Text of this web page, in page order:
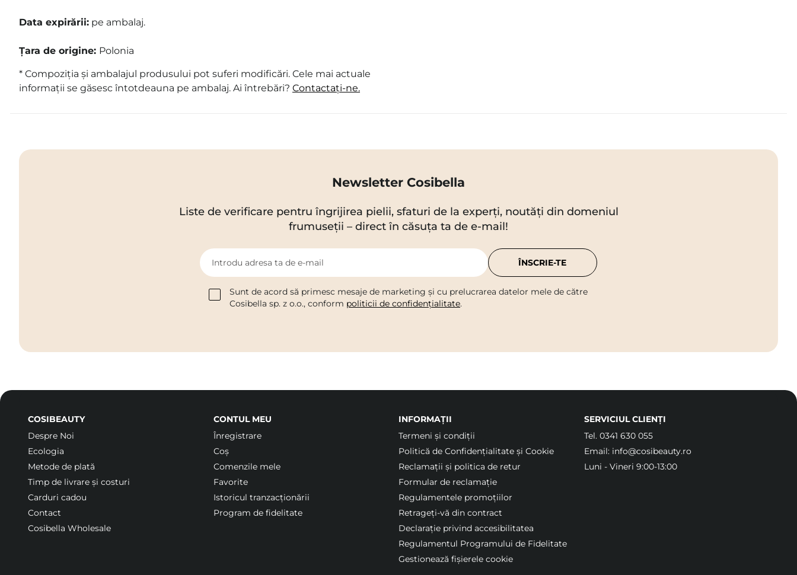
Data expirării: pe ambalaj.
Țara de origine: Polonia
* Compoziția și ambalajul produsului pot suferi modificări. Cele mai actuale
informații se găsesc întotdeauna pe ambalaj. Ai întrebări? Contactați-ne.
Newsletter Cosibella
Liste de verificare pentru îngrijirea pielii, sfaturi de la experți, noutăți din domeniul
frumuseții – direct în căsuța ta de e-mail!
Introdu adresa ta de e-mail
Sunt de acord să primesc mesaje de marketing și cu prelucrarea datelor mele de către
Cosibella sp. z o.o., conform politicii de confidențialitate.
ÎNSCRIE-TE
COSIBEAUTY
Despre Noi
Ecologia
Metode de plată
Timp de livrare și costuri
Carduri cadou
Contact
Cosibella Wholesale
CONTUL MEU
Înregistrare
Coș
Comenzile mele
Favorite
Istoricul tranzacționării
Program de fidelitate
INFORMAȚII
Termeni şi condiții
Politică de Confidențialitate și Cookie
Reclamații și politica de retur
Formular de reclamație
Regulamentele promoțiilor
Retrageți-vă din contract
Declarație privind accesibilitatea
Regulamentul Programului de Fidelitate
Gestionează fișierele cookie
SERVICIUL CLIENȚI
Tel. 0341 630 055
Email: info@cosibeauty.ro
Luni - Vineri 9:00-13:00